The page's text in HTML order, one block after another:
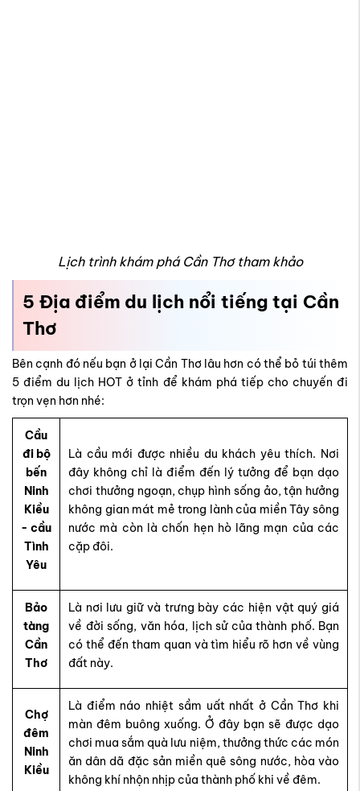
Lịch trình khám phá Cần Thơ tham khảo
5 Địa điểm du lịch nổi tiếng tại Cần
Thơ
Bên cạnh đó nếu bạn ở lại Cần Thơ lâu hơn có thể bỏ túi thêm
5 điểm du lịch HOT ở tỉnh để khám phá tiếp cho chuyến đi
trọn vẹn hơn nhé:
Cầu
đi bộ
bến
Ninh
Kiều
- cầu
Tình
Yêu
Là cầu mới được nhiều du khách yêu thích. Nơi
đây không chỉ là điểm đến lý tưởng để bạn dạo
chơi thưởng ngoạn, chụp hình sống ảo, tận hưởng
không gian mát mẻ trong lành của miền Tây sông
nước mà còn là chốn hẹn hò lãng mạn của các
cặp đôi.
Bảo
tàng
Cần
Thơ
Là nơi lưu giữ và trưng bày các hiện vật quý giá
về đời sống, văn hóa, lịch sử của thành phố. Bạn
có thể đến tham quan và tìm hiểu rõ hơn về vùng
đất này.
Chợ
đêm
Ninh
Kiều
Là điểm náo nhiệt sầm uất nhất ở Cần Thơ khi
màn đêm buông xuống. Ở đây bạn sẽ được dạo
chơi mua sắm quà lưu niệm, thưởng thức các món
ăn dân dã đặc sản miền quê sông nước, hòa vào
không khí nhộn nhịp của thành phố khi về đêm.